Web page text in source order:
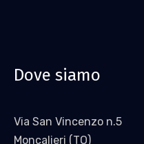
Dove siamo
Via San Vincenzo n.5
Moncalieri (TO)